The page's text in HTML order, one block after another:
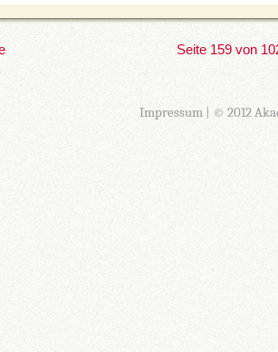
Seite 159 von
Impressum| © 2012